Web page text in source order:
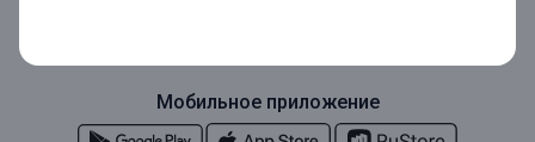
Мобильное приложение